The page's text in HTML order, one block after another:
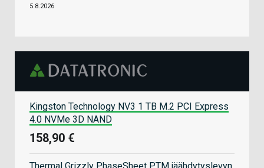
5.8.2026
Kingston Technology NV3 1 TB M.2 PCI Express
4.0 NVMe 3D NAND
158,90 €